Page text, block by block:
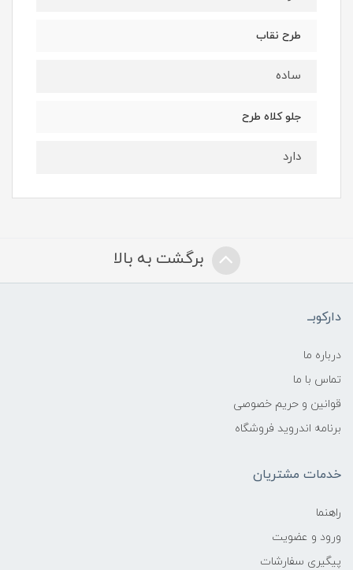
طرح نقاب
ساده
جلو کلاه طرح
دارد
برگشت به بالا
دارکوبــ
درباره ما
تماس با ما
قوانین و حریم خصوصی
برنامه اندروید فروشگاه
خدمات مشتریان
راهنما
ورود و عضویت
پیگیری سفارشات